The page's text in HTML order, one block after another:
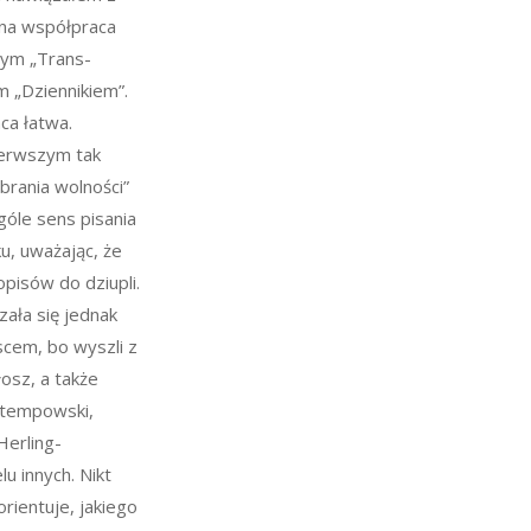
współpraca
„Trans-
„Dziennikiem”.
łatwa.
tak
wolności”
sens pisania
uważając, że
do dziupli.
się jednak
bo wyszli z
a także
innych. Nikt
jakiego